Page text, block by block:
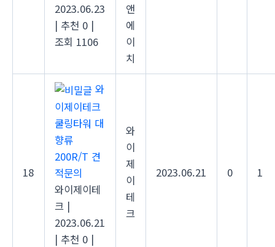
2023.06.23
| 추천 0 |
조회 1106
앤
에
이
치
18
와
이제이테크
쿨링타워 대
향류
200R/T 견
적문의
와이제이테
크 |
2023.06.21
| 추천 0 |
와
이
제
이
테
크
2023.06.21 0 1